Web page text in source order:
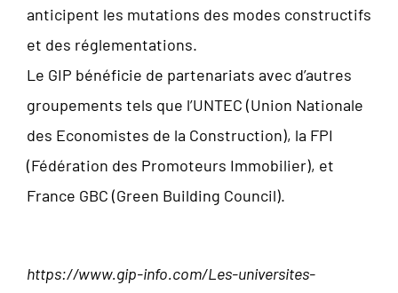
anticipent les mutations des modes constructifs
et des réglementations.
Le GIP bénéficie de partenariats avec d’autres
groupements tels que l’UNTEC (Union Nationale
des Economistes de la Construction), la FPI
(Fédération des Promoteurs Immobilier), et
France GBC (Green Building Council).
https://www.gip-info.com/Les-universites-